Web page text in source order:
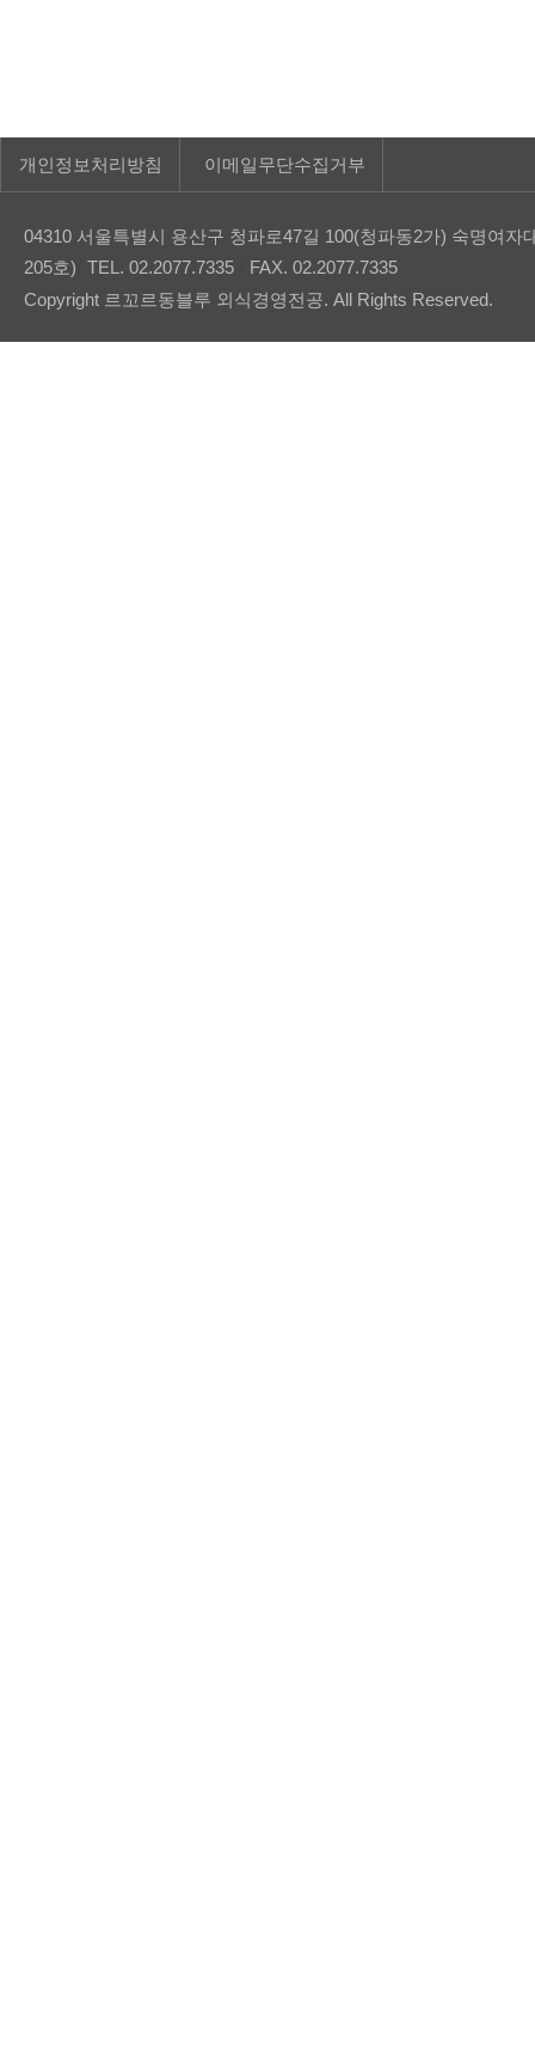
개인정보처리방침 이메일무단수집거부
04310 서울특별시 용산구 청파로47길 100(청파동2가) 숙명여
205호) TEL. 02.2077.7335
FAX. 02.2077.7335
Copyright 르꼬르동블루 외식경영전공. All Rights Reserved.